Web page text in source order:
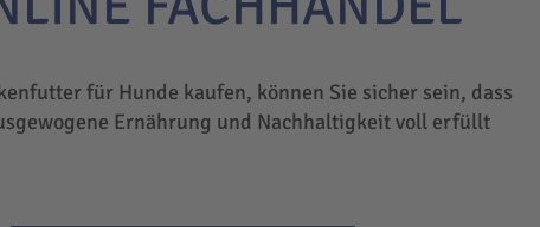
für Hunde kaufen, können Sie sicher sein, dass
Ernährung und Nachhaltigkeit voll erfüllt